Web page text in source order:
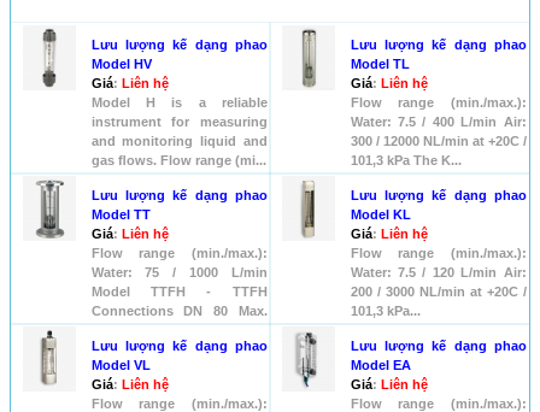
Lưu lượng kế dạng phao
Model HV
Giá: Liên hệ
Model H is a reliable
instrument for measuring
and monitoring liquid and
gas ﬂows. Flow range (mi...
Lưu lượng kế dạng phao
Model TL
Giá: Liên hệ
Flow range (min./max.):
Water: 7.5 / 400 L/min Air:
300 / 12000 NL/min at +20C /
101,3 kPa The K...
Lưu lượng kế dạng phao
Model TT
Giá: Liên hệ
Flow range (min./max.):
Water: 75 / 1000 L/min
Model TTFH - TTFH
Connections DN 80 Max.
pressure...
Lưu lượng kế dạng phao
Model KL
Giá: Liên hệ
Flow range (min./max.):
Water: 7.5 / 120 L/min Air:
200 / 3000 NL/min at +20C /
101,3 kPa...
Lưu lượng kế dạng phao
Model VL
Giá: Liên hệ
Flow range (min./max.):
Lưu lượng kế dạng phao
Model EA
Giá: Liên hệ
Flow range (min./max.):